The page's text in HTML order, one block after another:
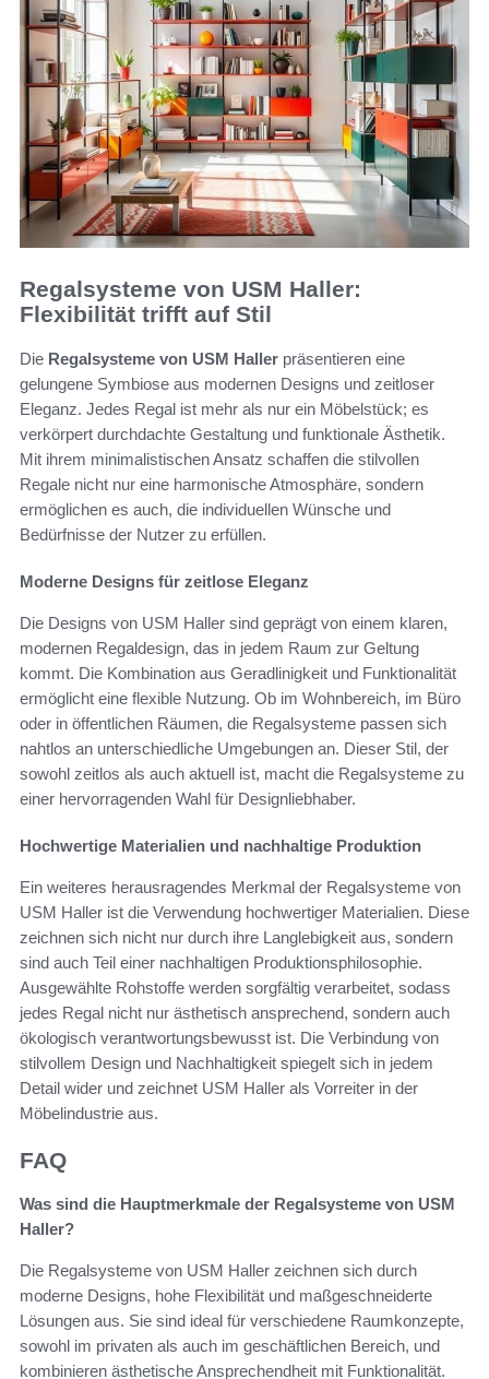
Regalsysteme von USM Haller:
Flexibilität trifft auf Stil
Die Regalsysteme von USM Haller präsentieren eine
gelungene Symbiose aus modernen Designs und zeitloser
Eleganz. Jedes Regal ist mehr als nur ein Möbelstück; es
verkörpert durchdachte Gestaltung und funktionale Ästhetik.
Mit ihrem minimalistischen Ansatz schaffen die stilvollen
Regale nicht nur eine harmonische Atmosphäre, sondern
ermöglichen es auch, die individuellen Wünsche und
Bedürfnisse der Nutzer zu erfüllen.
Moderne Designs für zeitlose Eleganz
Die Designs von USM Haller sind geprägt von einem klaren,
modernen Regaldesign, das in jedem Raum zur Geltung
kommt. Die Kombination aus Geradlinigkeit und Funktionalität
ermöglicht eine flexible Nutzung. Ob im Wohnbereich, im Büro
oder in öffentlichen Räumen, die Regalsysteme passen sich
nahtlos an unterschiedliche Umgebungen an. Dieser Stil, der
sowohl zeitlos als auch aktuell ist, macht die Regalsysteme zu
einer hervorragenden Wahl für Designliebhaber.
Hochwertige Materialien und nachhaltige Produktion
Ein weiteres herausragendes Merkmal der Regalsysteme von
USM Haller ist die Verwendung hochwertiger Materialien. Diese
zeichnen sich nicht nur durch ihre Langlebigkeit aus, sondern
sind auch Teil einer nachhaltigen Produktionsphilosophie.
Ausgewählte Rohstoffe werden sorgfältig verarbeitet, sodass
jedes Regal nicht nur ästhetisch ansprechend, sondern auch
ökologisch verantwortungsbewusst ist. Die Verbindung von
stilvollem Design und Nachhaltigkeit spiegelt sich in jedem
Detail wider und zeichnet USM Haller als Vorreiter in der
Möbelindustrie aus.
FAQ
Was sind die Hauptmerkmale der Regalsysteme von USM
Haller?
Die Regalsysteme von USM Haller zeichnen sich durch
moderne Designs, hohe Flexibilität und maßgeschneiderte
Lösungen aus. Sie sind ideal für verschiedene Raumkonzepte,
sowohl im privaten als auch im geschäftlichen Bereich, und
kombinieren ästhetische Ansprechendheit mit Funktionalität.